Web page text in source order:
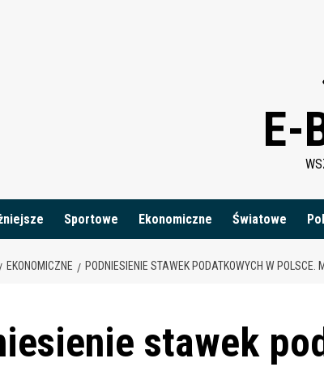
E-
Sportowe Ekonomiczne Światowe
EKONOMICZNE PODNIESIENIE STAWEK PODATKOWYCH W
stawek